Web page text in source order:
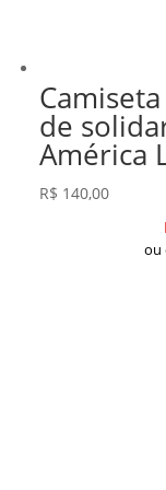
de
América
R$ 140,00
ou